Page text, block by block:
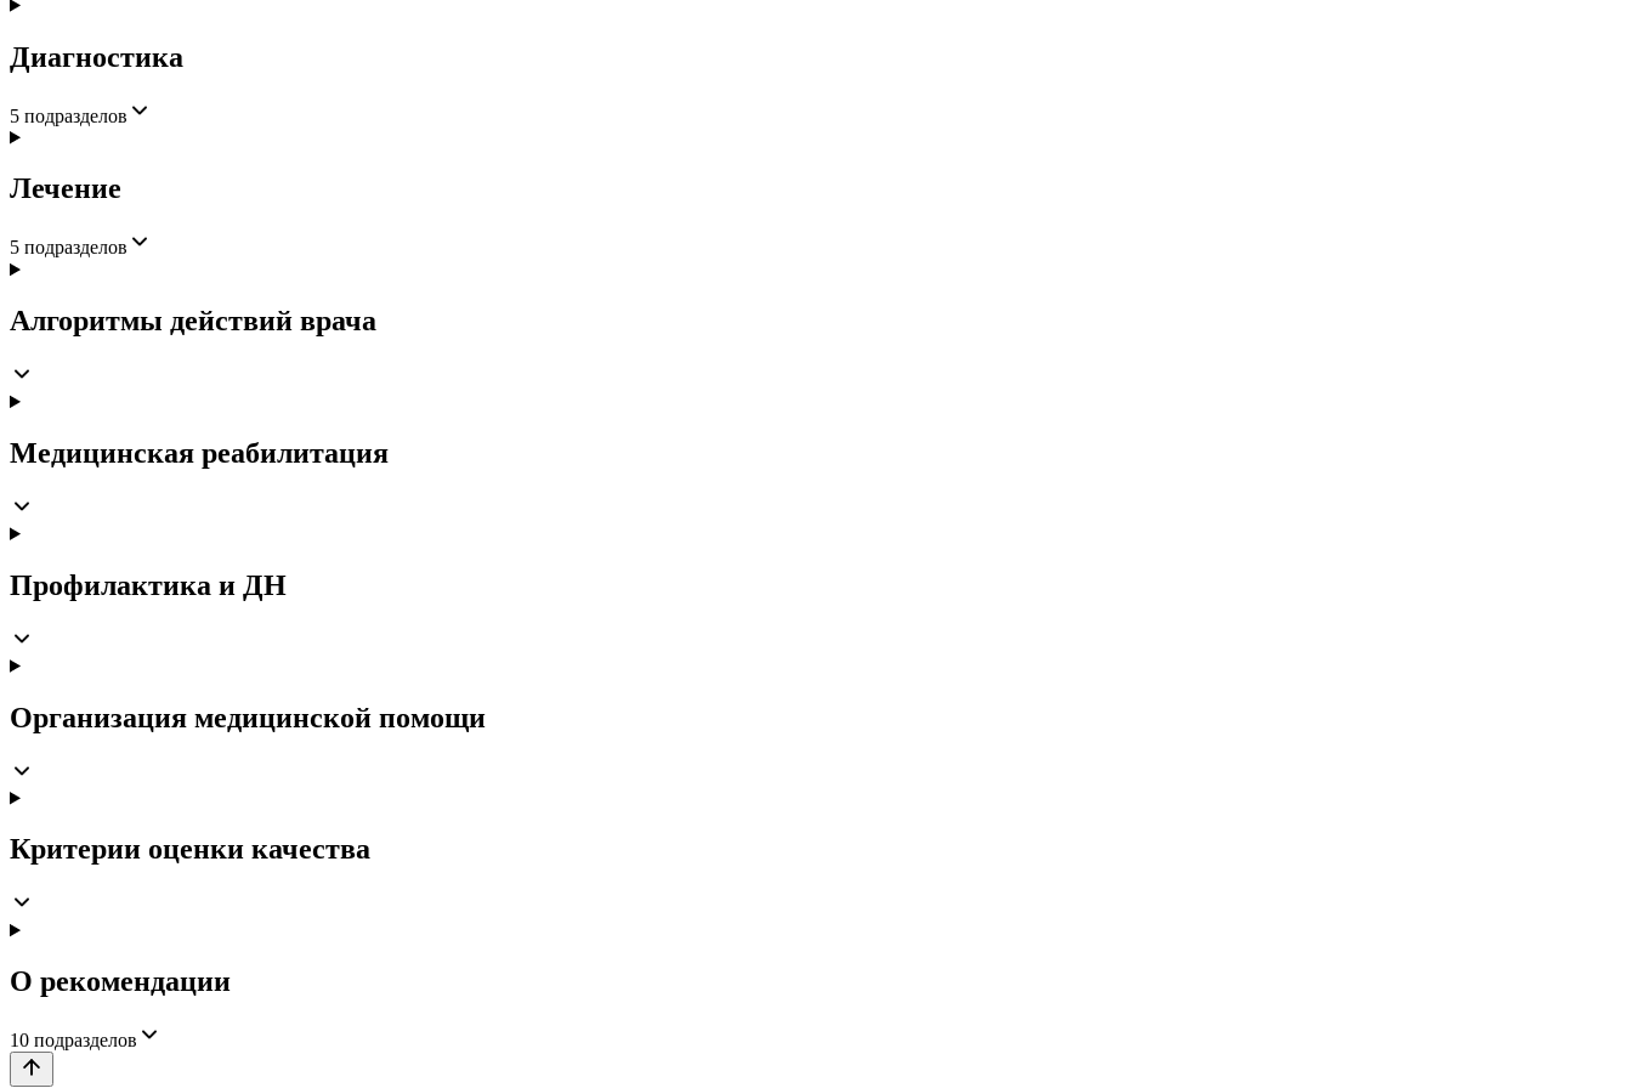
Диагностика
5 подразделов
Лечение
5 подразделов
Алгоритмы действий врача
Медицинская реабилитация
Профилактика и ДН
Организация медицинской помощи
Критерии оценки качества
О рекомендации
10 подразделов